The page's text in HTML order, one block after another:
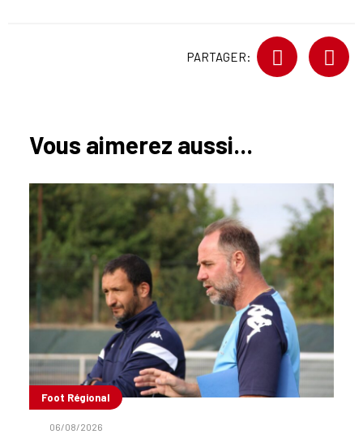
PARTAGER:
Vous aimerez aussi...
Foot Régional
06/08/2026